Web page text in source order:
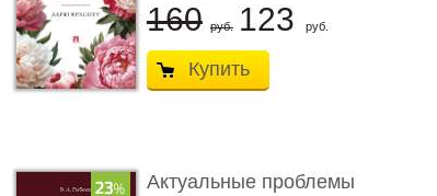
160 руб. 123 руб.
Купить
Актуальные проблемы